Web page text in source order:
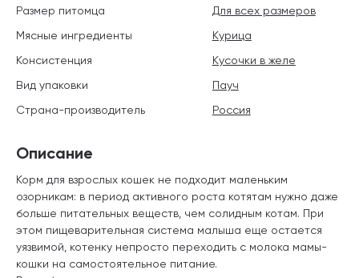
Описание
Корм для взрослых кошек не подходит маленьким
озорникам: в период активного роста котятам нужно даже
больше питательных веществ, чем солидным котам. При
этом пищеварительная система малыша еще остается
уязвимой, котенку непросто переходить с молока мамы-
кошки на самостоятельное питание.
Размер питомца
Для всех размеров
Мясные ингредиенты
Курица
Консистенция
Кусочки в желе
Вид упаковки
Пауч
Страна-производитель
Россия